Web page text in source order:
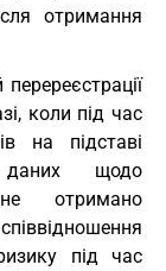
отримання
коли під час
на підставі
даних щодо
не отримано
під час